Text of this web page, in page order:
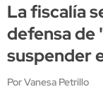
La fiscalía
defensa de
suspender
Por Vanesa Petrillo